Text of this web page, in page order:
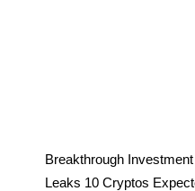
Breakthrough
Leaks 10 Cryptos